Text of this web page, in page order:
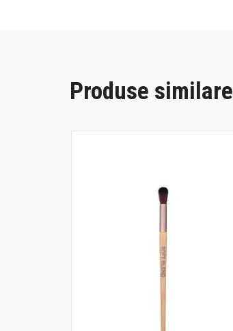
Produse similare